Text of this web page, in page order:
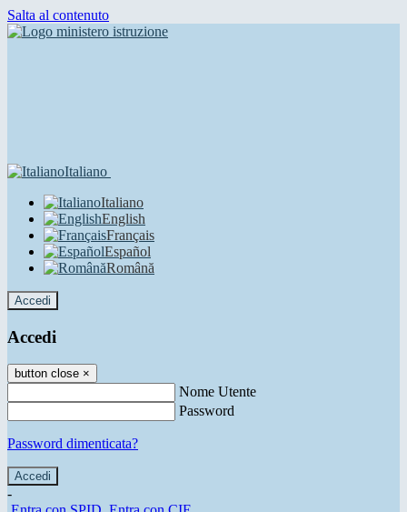
Salta al contenuto
Italiano
Italiano
English
Français
Español
Română
Accedi
Accedi
button close ×
Nome Utente
Password
Password dimenticata?
-